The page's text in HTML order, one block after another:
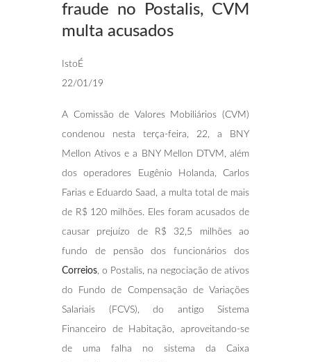
fraude no Postalis, CVM
multa acusados
IstoÉ
22/01/19
A Comissão de Valores Mobiliários (CVM)
condenou nesta terça-feira, 22, a BNY
Mellon Ativos e a BNY Mellon DTVM, além
dos operadores Eugênio Holanda, Carlos
Farias e Eduardo Saad, a multa total de mais
de R$ 120 milhões. Eles foram acusados de
causar prejuízo de R$ 32,5 milhões ao
fundo de pensão dos funcionários dos
Correios , o Postalis, na negociação de ativos
do Fundo de Compensação de Variações
Salariais (FCVS), do antigo Sistema
Financeiro de Habitação, aproveitando-se
de uma falha no sistema da Caixa